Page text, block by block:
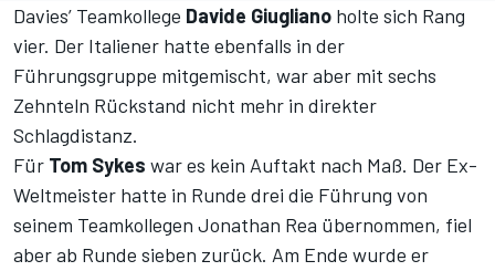
Davies’ Teamkollege Davide Giugliano holte sich Rang
vier. Der Italiener hatte ebenfalls in der
Führungsgruppe mitgemischt, war aber mit sechs
Zehnteln Rückstand nicht mehr in direkter
Schlagdistanz.
Für Tom Sykes war es kein Auftakt nach Maß. Der Ex-
Weltmeister hatte in Runde drei die Führung von
seinem Teamkollegen Jonathan Rea übernommen, fiel
aber ab Runde sieben zurück. Am Ende wurde er